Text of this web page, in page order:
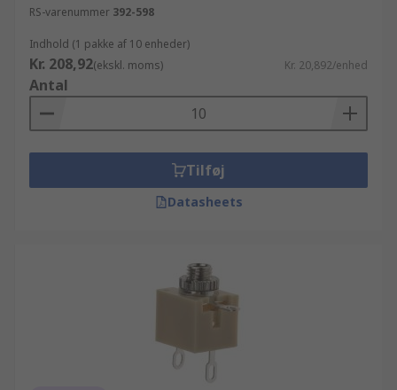
RS-varenummer 392-598
Indhold (1 pakke af 10 enheder)
Kr. 208,92(ekskl. moms) Kr. 20,892/enhed
Antal
Tilføj
Datasheets